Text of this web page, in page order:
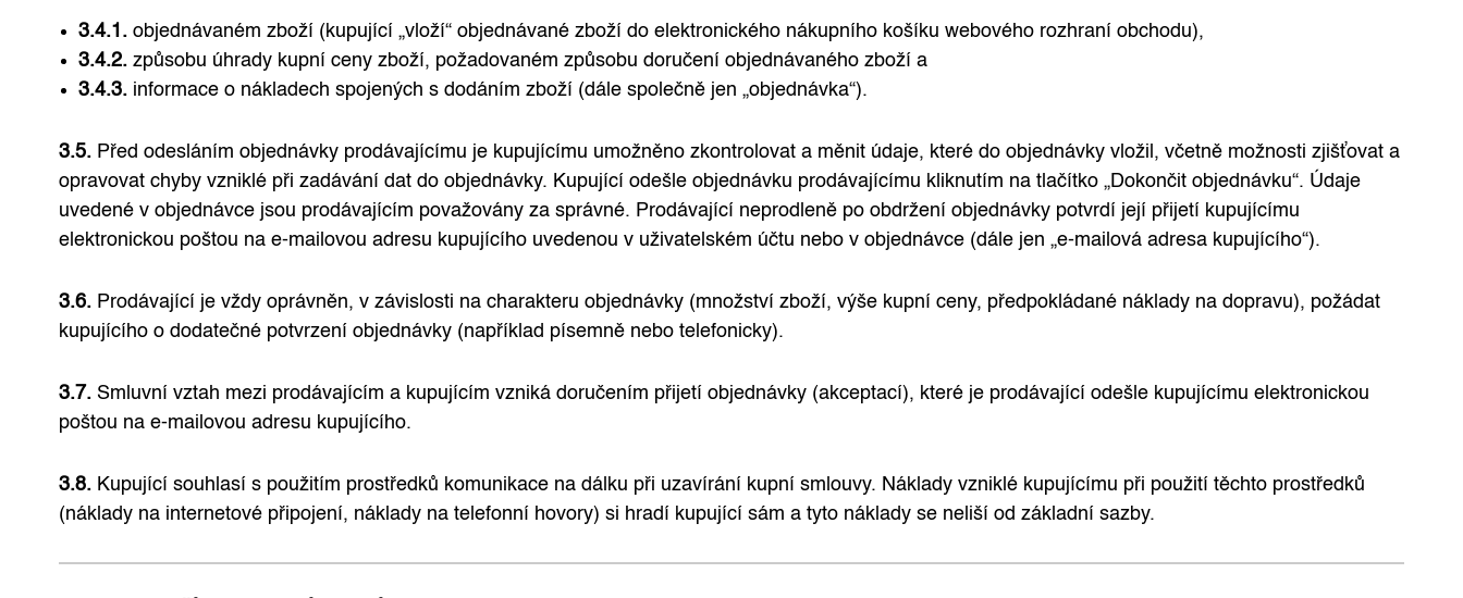
3.4.1. objednávaném zboží (kupující „vloží“ objednávané zboží do elektronického nákupního košíku webového rozhraní obchodu),
3.4.2. způsobu úhrady kupní ceny zboží, požadovaném způsobu doručení objednávaného zboží a
3.4.3. informace o nákladech spojených s dodáním zboží (dále společně jen „objednávka“).
3.5.Před odesláním objednávky prodávajícímu je kupujícímu umožněno zkontrolovat a měnit údaje, které do objednávky vložil, včetně možnosti zjišťovat a
opravovat chyby vzniklé při zadávání dat do objednávky. Kupující odešle objednávku prodávajícímu kliknutím na tlačítko „Dokončit objednávku“. Údaje
uvedené v objednávce jsou prodávajícím považovány za správné. Prodávající neprodleně po obdržení objednávky potvrdí její přijetí kupujícímu
elektronickou poštou na e-mailovou adresu kupujícího uvedenou v uživatelském účtu nebo v objednávce (dále jen „e-mailová adresa kupujícího“).
3.6.Prodávající je vždy oprávněn, v závislosti na charakteru objednávky (množství zboží, výše kupní ceny, předpokládané náklady na dopravu), požádat
kupujícího o dodatečné potvrzení objednávky (například písemně nebo telefonicky).
3.7.Smluvní vztah mezi prodávajícím a kupujícím vzniká doručením přijetí objednávky (akceptací), které je prodávající odešle kupujícímu elektronickou
poštou na e-mailovou adresu kupujícího.
3.8.Kupující souhlasí s použitím prostředků komunikace na dálku při uzavírání kupní smlouvy. Náklady vzniklé kupujícímu při použití těchto prostředků
(náklady na internetové připojení, náklady na telefonní hovory) si hradí kupující sám a tyto náklady se neliší od základní sazby.